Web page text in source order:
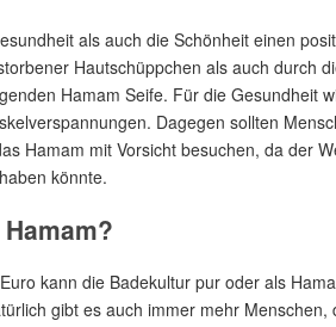
als auch die Schönheit einen
Hautschüppchen als auch durch
Hamam Seife. Für die Gesundheit
Dagegen sollten
Hamam mit Vorsicht besuchen, da der
könnte.
kann die Badekultur pur oder als
gibt es auch immer mehr Menschen,